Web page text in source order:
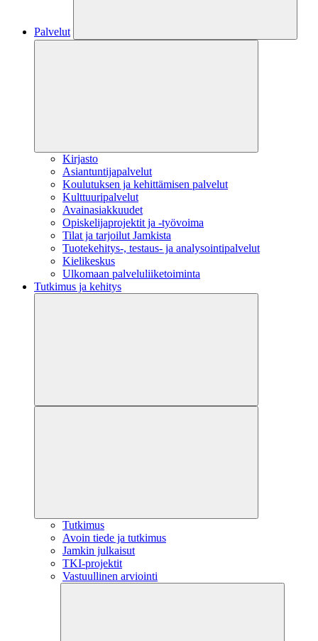
Palvelut
Kirjasto
Asiantuntijapalvelut
Koulutuksen ja kehittämisen palvelut
Kulttuuripalvelut
Avainasiakkuudet
Opiskelijaprojektit​ ja -työvoima
Tilat ja tarjoilut Jamkista
Tuotekehitys-, testaus- ja analysointipalvelut
Kielikeskus
Ulkomaan palveluliiketoiminta
Tutkimus ja kehitys
Tutkimus
Avoin tiede ja tutkimus
Jamkin julkaisut
TKI-projektit
Vastuullinen arviointi